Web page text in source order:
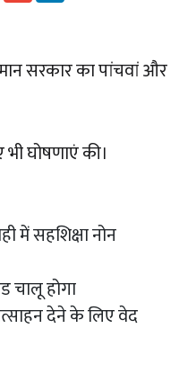
सरकार का पांचवां और
घोषणाएं की।
में सहशिक्षा नोन
चालू होगा
देने के लिए वेद